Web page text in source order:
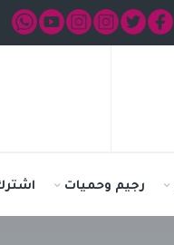
رجيم وحميات